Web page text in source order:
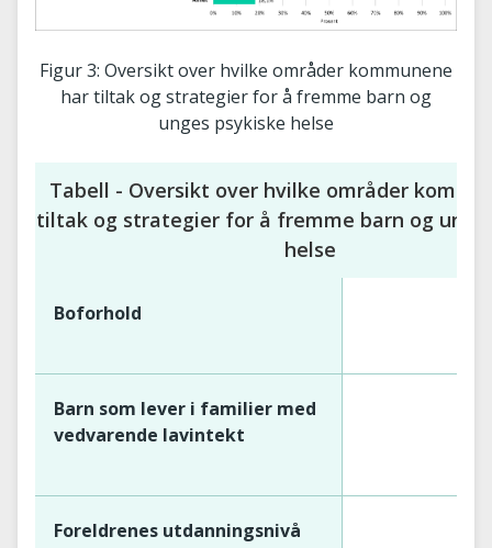
Figur 3: Oversikt over hvilke områder kommunene
har tiltak og strategier for å fremme barn og
unges psykiske helse
Tabell - Oversikt over hvilke områder
tiltak og strategier for å fremme barn og
helse
Boforhold
Barn som lever i familier med
vedvarende lavintekt
Foreldrenes utdanningsnivå